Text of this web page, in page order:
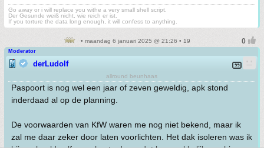
Go away or i will replace you withe a very small shell script.
Der Gesunde weiß nicht, wie reich er ist.
If you torture the data long enough, it will confess to anything.
• maandag 6 januari 2025 @ 21:26 • 19
Moderator
derLudolf
allround beunhaas
Paspoort is nog wel een jaar of zeven geweldig, apk stond
inderdaad al op de planning.
De voorwaarden van KfW waren me nog niet bekend, maar ik
zal me daar zeker door laten voorlichten. Het dak isoleren was ik
bijvoorbeeld zelf van plan te doen, dat kan makkelijk van binnen